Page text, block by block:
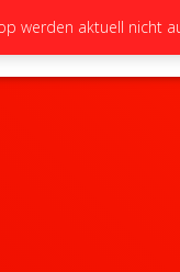
TEAM
werden aktuell nicht